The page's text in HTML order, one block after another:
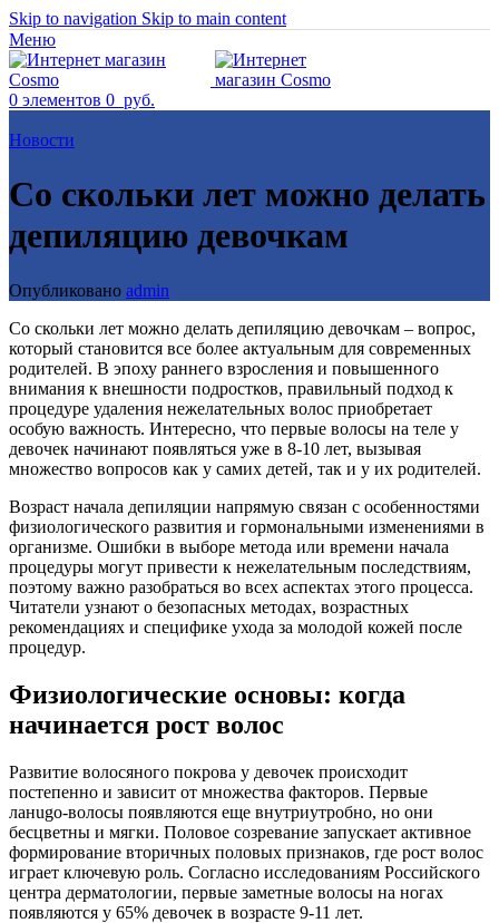
Skip to navigation Skip to main content
Меню
0 элементов 0 руб.
Новости
Со скольки лет можно делать
депиляцию девочкам
Опубликовано admin
Со скольки лет можно делать депиляцию девочкам – вопрос,
который становится все более актуальным для современных
родителей. В эпоху раннего взросления и повышенного
внимания к внешности подростков, правильный подход к
процедуре удаления нежелательных волос приобретает
особую важность. Интересно, что первые волосы на теле у
девочек начинают появляться уже в 8-10 лет, вызывая
множество вопросов как у самих детей, так и у их родителей.
Возраст начала депиляции напрямую связан с особенностями
физиологического развития и гормональными изменениями в
организме. Ошибки в выборе метода или времени начала
процедуры могут привести к нежелательным последствиям,
поэтому важно разобраться во всех аспектах этого процесса.
Читатели узнают о безопасных методах, возрастных
рекомендациях и специфике ухода за молодой кожей после
процедур.
Физиологические основы: когда
начинается рост волос
Развитие волосяного покрова у девочек происходит
постепенно и зависит от множества факторов. Первые
ланugo-волосы появляются еще внутриутробно, но они
бесцветны и мягки. Половое созревание запускает активное
формирование вторичных половых признаков, где рост волос
играет ключевую роль. Согласно исследованиям Российского
центра дерматологии, первые заметные волосы на ногах
появляются у 65% девочек в возрасте 9-11 лет.